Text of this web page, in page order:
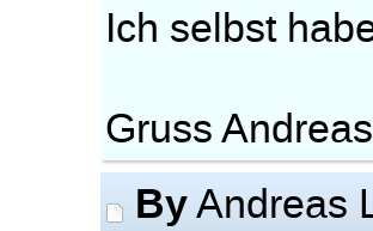
Ich selbst
Gruss Andreas
ByAndreas